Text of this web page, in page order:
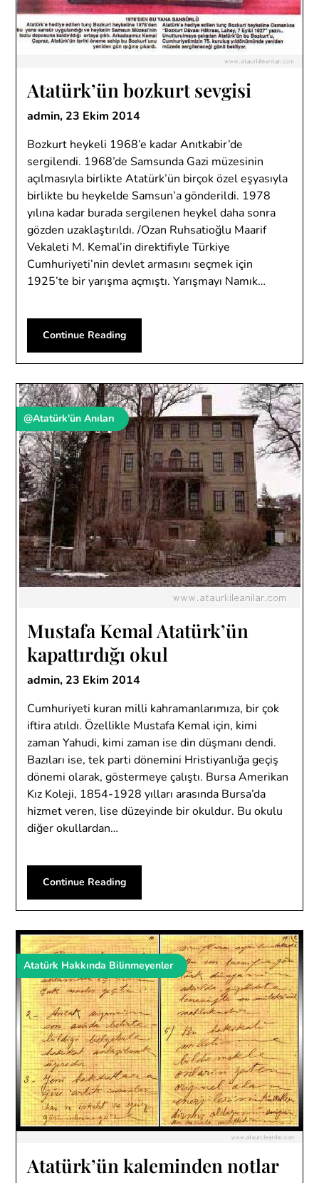
Atatürk’ün bozkurt sevgisi
admin, 23 Ekim 2014
Bozkurt heykeli 1968’e kadar Anıtkabir’de
sergilendi. 1968’de Samsunda Gazi müzesinin
açılmasıyla birlikte Atatürk’ün birçok özel eşyasıyla
birlikte bu heykelde Samsun’a gönderildi. 1978
yılına kadar burada sergilenen heykel daha sonra
gözden uzaklaştırıldı. /Ozan Ruhsatioğlu Maarif
Vekaleti M. Kemal’in direktifiyle Türkiye
Cumhuriyeti’nin devlet armasını seçmek için
1925’te bir yarışma açmıştı. Yarışmayı Namık…
Continue Reading
@Atatürk'ün Anıları
Mustafa Kemal Atatürk’ün
kapattırdığı okul
admin, 23 Ekim 2014
Cumhuriyeti kuran milli kahramanlarımıza, bir çok
iftira atıldı. Özellikle Mustafa Kemal için, kimi
zaman Yahudi, kimi zaman ise din düşmanı dendi.
Bazıları ise, tek parti dönemini Hristiyanlığa geçiş
dönemi olarak, göstermeye çalıştı. Bursa Amerikan
Kız Koleji, 1854-1928 yılları arasında Bursa’da
hizmet veren, lise düzeyinde bir okuldur. Bu okulu
diğer okullardan…
Continue Reading
Atatürk Hakkında Bilinmeyenler
Atatürk’ün kaleminden notlar